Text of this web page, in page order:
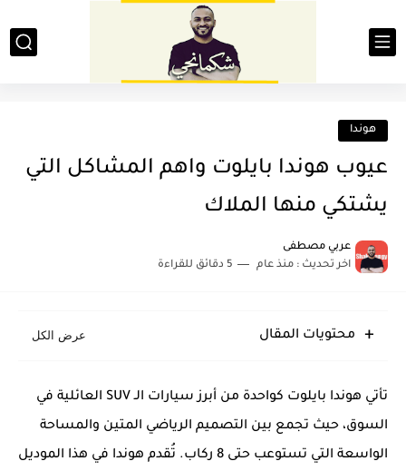
هوندا
عيوب هوندا بايلوت واهم المشاكل التي
يشتكي منها الملاك
عربي مصطفى
اخر تحديث : منذ عام 5 دقائق للقراءة
محتويات المقال
تأتي هوندا بايلوت كواحدة من أبرز سيارات الـ SUV العائلية في
السوق، حيث تجمع بين التصميم الرياضي المتين والمساحة
الواسعة التي تستوعب حتى 8 ركاب. تُقدم هوندا في هذا الموديل